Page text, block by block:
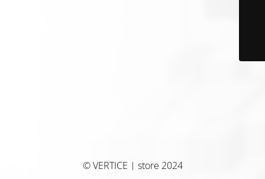
© VERTICE | store 2024